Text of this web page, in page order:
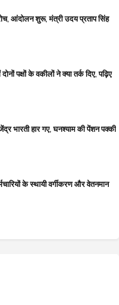
आंदोलन शुरू, मंत्री उदय प्रताप सिंह
पक्षों के वकीलों ने क्या तर्क दिए, पढ़िए
भारती हार गए, घनश्याम की पेंशन पक्की
के स्थायी वर्गीकरण और वेतनमान